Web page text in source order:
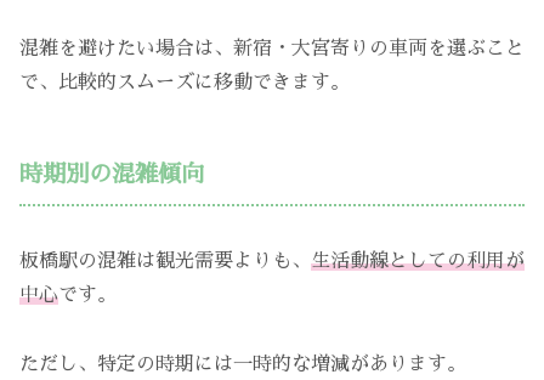
混雑を避けたい場合は、新宿・大宮寄りの車両を選ぶこと
で、比較的スムーズに移動できます。
時期別の混雑傾向
板橋駅の混雑は観光需要よりも、 生活動線としての利用が
中心です。
ただし、特定の時期には一時的な増減があります。